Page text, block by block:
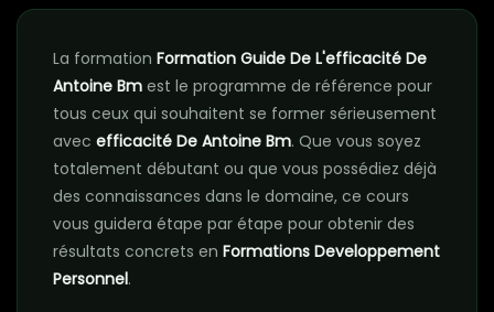
La formation Formation Guide De L'efficacité De
Antoine Bm est le programme de référence pour
tous ceux qui souhaitent se former sérieusement
avec efficacité De Antoine Bm. Que vous soyez
totalement débutant ou que vous possédiez déjà
des connaissances dans le domaine, ce cours
vous guidera étape par étape pour obtenir des
résultats concrets en Formations Developpement
Personnel.